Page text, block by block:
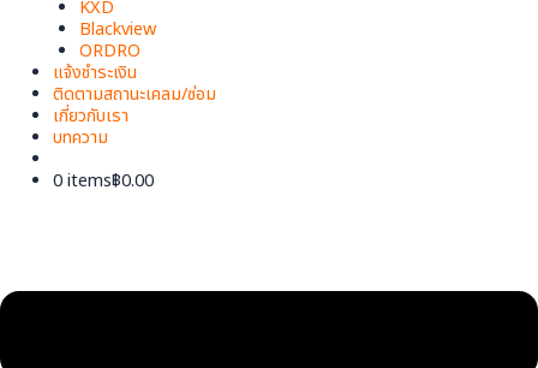
KXD
Blackview
ORDRO
แจ้งชำระเงิน
ติดตามสถานะเคลม/ซ่อม
เกี่ยวกับเรา
บทความ
0 items฿0.00